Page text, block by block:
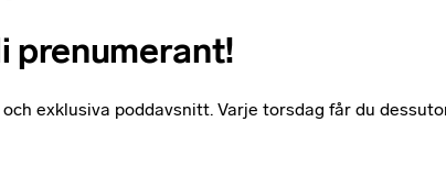
prenumerant!
exklusiva poddavsnitt. Varje torsdag får du